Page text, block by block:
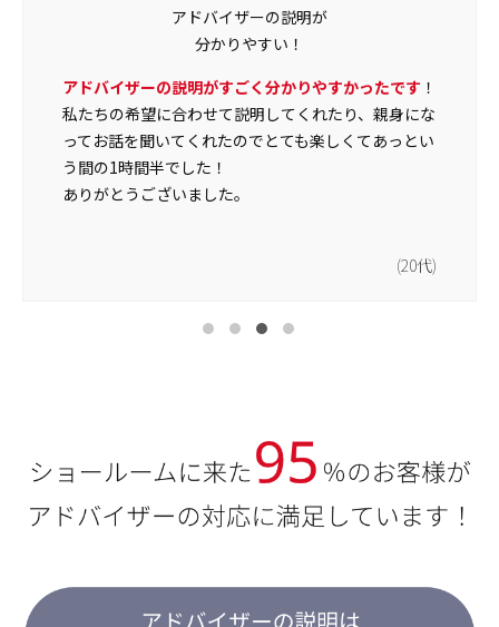
アドバイザーの説明が
分かりやすい！
アドバイザーの説明がすごく分かりやすかったです ！
私たちの希望に合わせて説明してくれたり、親身にな
ってお話を聞いてくれたのでとても楽しくてあっとい
う間の1時間半でした！
ありがとうございました。
(20代)